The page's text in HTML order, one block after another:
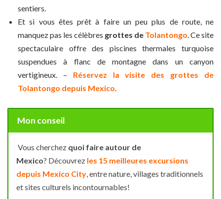
sentiers.
Et si vous êtes prêt à faire un peu plus de route, ne
manquez pas les célèbres grottes de Tolantongo . Ce site
spectaculaire offre des piscines thermales turquoise
suspendues à flanc de montagne dans un canyon
vertigineux. – Réservez la visite des grottes de
Tolantongo depuis Mexico
Mon conseil
Vous cherchez quoi faire autour de
Mexico? Découvrez les 15 meilleures excursions
depuis Mexico City , entre nature, villages traditionnels
et sites culturels incontournables!